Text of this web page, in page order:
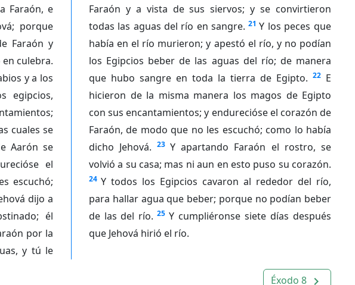
Faraón, e
porque
Faraón y
culebra.
y a los
egipcios,
cuales se
Aarón se
el
escuchó;
dijo a
él
por la
y tú le
Faraón y a vista de sus siervos; y se convirtieron
todas las aguas del río en sangre. 21 Y los peces que
había en el río murieron; y apestó el río, y no podían
los Egipcios beber de las aguas del río; de manera
que hubo sangre en toda la tierra de Egipto. 22 E
hicieron de la misma manera los magos de Egipto
con sus encantamientos; y endurecióse el corazón de
Faraón, de modo que no les escuchó; como lo había
dicho Jehová. 23 Y apartando Faraón el rostro, se
volvió a su casa; mas ni aun en esto puso su corazón.
24 Y todos los Egipcios cavaron al rededor del río,
para hallar agua que beber; porque no podían beber
de las del río. 25 Y cumpliéronse siete días después
que Jehová hirió el río.
Éxodo 8 navigate_next